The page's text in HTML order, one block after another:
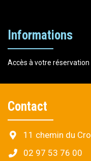
Informations
Accès à votre réservation
Contact
11 chemin du
02 97 53 76 00